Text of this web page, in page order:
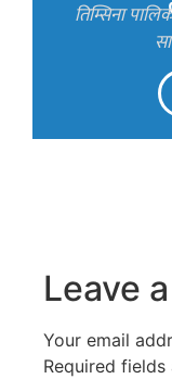
तिम्सिना
Leave
Your email
Required fields